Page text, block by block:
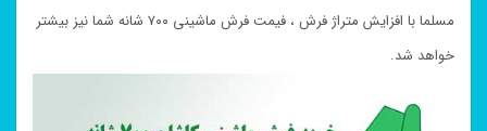
مسلما با افزایش متراژ فرش ، فیمت فرش ماشینی ۷۰۰ شانه شما نیز بیشتر
خواهد شد.